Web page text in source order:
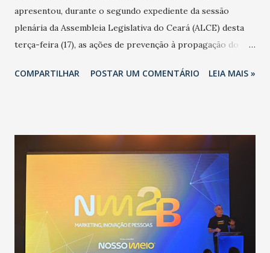
apresentou, durante o segundo expediente da sessão
plenária da Assembleia Legislativa do Ceará (ALCE) desta
terça-feira (17), as ações de prevenção à propagação do
adotadas pelo Governo do Estado na contenção da
população suspeita e de cuidados com os ambientes
públicos e domiciliares. “Nós não estamos vivendo uma
epidemia comum, como temos em todos os anos, com
aumento de casos de dengue, influenza ou H1N1. Trata-se
de uma epidemia com um vírus diferente, com um poder de
contaminação maior que outros coronavírus”, apontou o
secretário. Segundo ele, é uma epidemia com chance de
COMPARTILHAR POSTAR UM COMENTÁRIO LEIA MAIS »